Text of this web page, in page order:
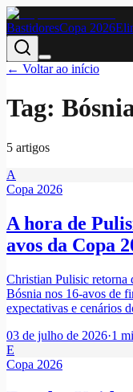
BastidoresCopa 2026
← Voltar ao início
Tag:
5 artigos
A
Copa 2026
A hora de
avos da Copa
Christian Pulisic retorna
Bósnia nos 16-avos de
expectativas e cenários
03 de julho de 2026·1
E
Copa 2026